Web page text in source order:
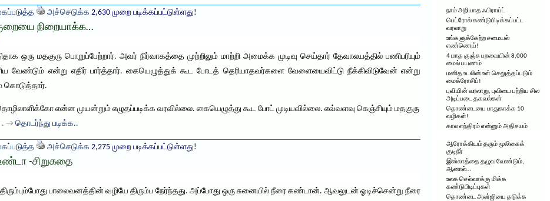
அச்செடுக்க 2,630 முறை படிக்கப்பட்டுள்ளது!
நிறையாக்க…
ஒரு மதகுரு பொறுப்பேற்றார். அவர் நிர்வாகத்தை முற்றிலும் மாற்றி அமைக்க முடிவு செய்தார் தேவாலயத்தில் பணிபரியும்
வேண்டும் என்று எதிர் பார்த்தார். கையெழுத்துக் கூட போடத் தெரியாதவர்களை வேளையைவிட்டு நீக்கிவிடுவேன் என்று
கொடுத்தார்.
என்ன முயன்றும் எழுதப்படிக்க வரவில்லை. கையெழுத்து கூட போட் முடியவில்லை. எவ்வளவு கெஞ்சியும் மதகுரு
. → தொடர்ந்து படிக்க..
அச்செடுக்க 2,275 முறை படிக்கப்பட்டுள்ளது!
-சிறுகதை
பாலைவனத்தின் வழியே திரும்ப நேர்ந்தது. அப்போது ஒரு சுனையில் நீரை கண்டான். ஆவலுடன் ஓடிச்சென்று நீரை
நாம் அறியாத ஃபிராய்ட்
பெட்ரோல் கண்டுபிடிக்கப்பட்ட
வரலாறு
உங்களுக்கேற்ற சமையல்
எண்ணெய்!
4 மாத குஞ்சு பறவையின் 8,000
மைல் பயணம்
மனித உடலின் உள் செலுத்தப்படும்
மைக்ரோசிப்!
புவியின் வரலாறு, புவியை பற்றிய சில
அடிப்படை தகவல்கள்
தொண்டையை பாதுகாக்க 10
வழிகள்!
கால எந்திரம் என்னும் அதிசயம்
ஆரோக்கியம் தரும் மூலிகைக்
குடிநீர்
இஸ்லாத்தை தழுவ வேண்டும்,
ஆனால்…
உலக செல்வாக்கு மிக்க
கண்டுபிடிப்புகள்
தொண்டை அலர்ஜியை தடுக்க